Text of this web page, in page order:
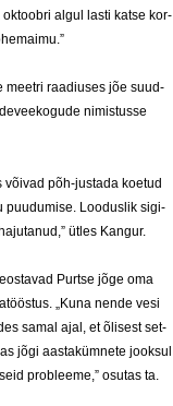
ok­toob­ri al­gul las­ti kat­se kor­
meet­ri raa­diu­ses jõe suud­
ni­mis­tus­se
põh-jus­ta­da koe­tud
puu­du­mi­se. Loo­dus­lik si­gi­
ütles Kan­gur.
Purt­se jõge oma
„Ku­na nen­de ve­si
sa­mal ajal, et õli­sest set­
jõgi aas­takümne­te jook­sul
prob­lee­me,” osu­tas ta.